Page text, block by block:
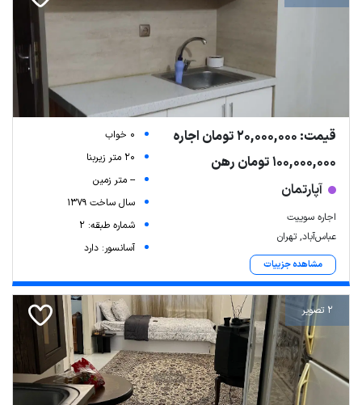
قیمت: 20,000,000 تومان اجاره
100,000,000 تومان رهن
آپارتمان
اجاره سوییت
عباس‌آباد, تهران
مشاهده جزییات
0 خواب
20 متر زیربنا
-- متر زمین
سال ساخت 1379
شماره طبقه: 2
آسانسور: دارد
2 تصویر